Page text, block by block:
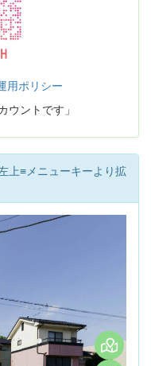
ポリシー
ウントです」
≡メニューキーより拡